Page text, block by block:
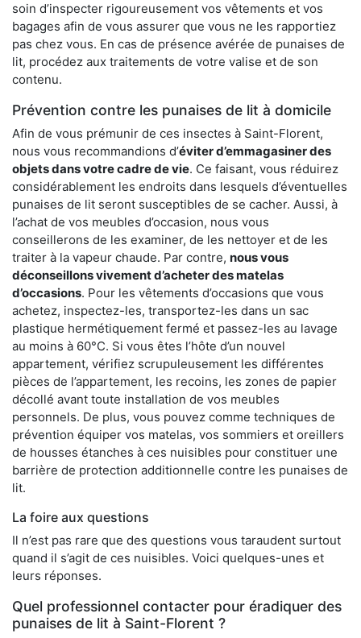
soin d’inspecter rigoureusement vos vêtements et vos
bagages afin de vous assurer que vous ne les rapportiez
pas chez vous. En cas de présence avérée de punaises de
lit, procédez aux traitements de votre valise et de son
contenu.
Prévention contre les punaises de lit à domicile
Afin de vous prémunir de ces insectes à Saint-Florent,
nous vous recommandions d’éviter d’emmagasiner des
objets dans votre cadre de vie. Ce faisant, vous réduirez
considérablement les endroits dans lesquels d’éventuelles
punaises de lit seront susceptibles de se cacher. Aussi, à
l’achat de vos meubles d’occasion, nous vous
conseillerons de les examiner, de les nettoyer et de les
traiter à la vapeur chaude. Par contre, nous vous
déconseillons vivement d’acheter des matelas
d’occasions. Pour les vêtements d’occasions que vous
achetez, inspectez-les, transportez-les dans un sac
plastique hermétiquement fermé et passez-les au lavage
au moins à 60°C. Si vous êtes l’hôte d’un nouvel
appartement, vérifiez scrupuleusement les différentes
pièces de l’appartement, les recoins, les zones de papier
décollé avant toute installation de vos meubles
personnels. De plus, vous pouvez comme techniques de
prévention équiper vos matelas, vos sommiers et oreillers
de housses étanches à ces nuisibles pour constituer une
barrière de protection additionnelle contre les punaises de
lit.
La foire aux questions
Il n’est pas rare que des questions vous taraudent surtout
quand il s’agit de ces nuisibles. Voici quelques-unes et
leurs réponses.
Quel professionnel contacter pour éradiquer des
punaises de lit à Saint-Florent ?